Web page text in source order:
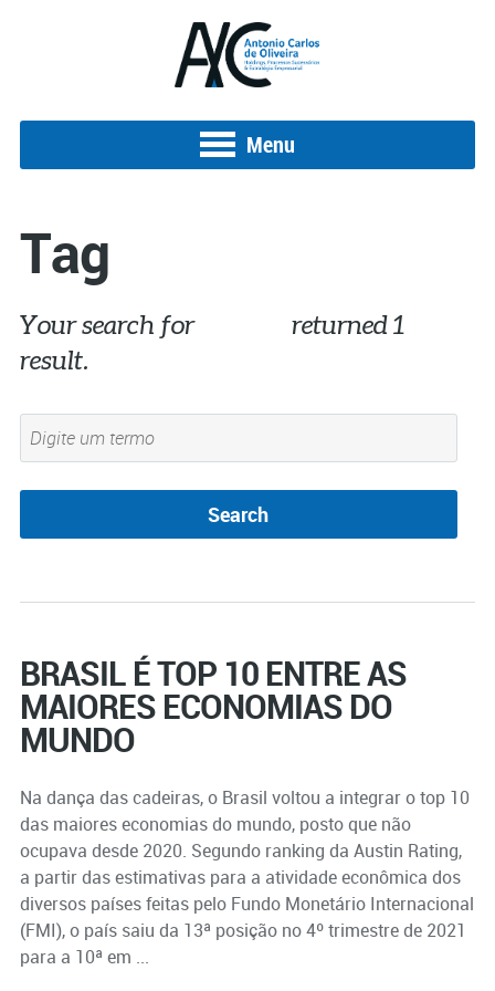
Menu
Tag
Your search for
returned 1
result.
BRASIL É TOP 10 ENTRE AS
MAIORES ECONOMIAS DO
MUNDO
Na dança das cadeiras, o Brasil voltou a integrar o top 10
das maiores economias do mundo, posto que não
ocupava desde 2020. Segundo ranking da Austin Rating,
a partir das estimativas para a atividade econômica dos
diversos países feitas pelo Fundo Monetário Internacional
(FMI), o país saiu da 13ª posição no 4º trimestre de 2021
para a 10ª em ...